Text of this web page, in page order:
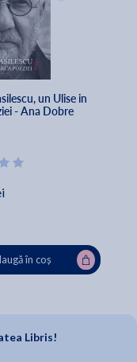
un Ulise in
- Ana Dobre
în coș
Libris!